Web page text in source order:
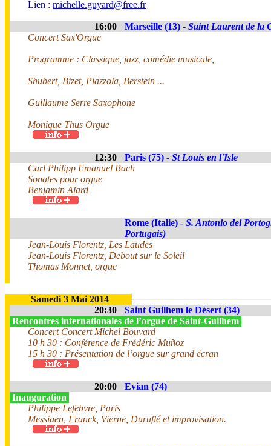
Lien : michelle.guyard@free.fr
16:00 Marseille (13) - Saint Laurent de la
Concert Sax'Orgue
Programme : Classique, jazz, comédie musicale,
Shubert, Bizet, Piazzola, Berstein ...
Guillaume Serre Saxophone
Monique Thus Orgue
12:30 Paris (75) - St Louis en l'Isle
Carl Philipp Emanuel Bach
Sonates pour orgue
Benjamin Alard
Rome (Italie) - S. Antonio dei
Portugais)
Jean-Louis Florentz, Les Laudes
Jean-Louis Florentz, Debout sur le Soleil
Thomas Monnet, orgue
Samedi 3 Mai 2014
20:30
Saint Guilhem le Désert (34)
Rencontres internationales de l’orgue de Saint-Guilhem
Concert Concert Michel Bouvard
10 h 30 : Conférence de Frédéric Muñoz
15 h 30 : Présentation de l’orgue sur grand écran
20:00
Evian (74)
Inauguration
Philippe Lefebvre, Paris
Messiaen, Franck, Vierne, Duruflé et improvisation.